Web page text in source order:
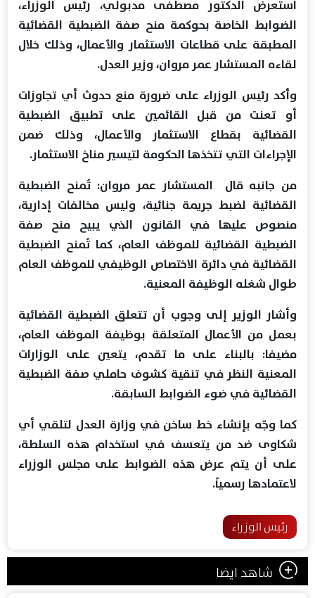
استعرض الدكتور مصطفى مدبولي، رئيس الوزراء،
الضوابط الخاصة بحوكمة منح صفة الضبطية القضائية
المطبقة على قطاعات الاستثمار والأعمال، وذلك خلال
لقاءه المستشار عمر مروان، وزير العدل.
وأكد رئيس الوزراء على ضرورة منع حدوث أي تجاوزات
أو تعنت من قبل القائمين على تطبيق الضبطية
القضائية بقطاع الاستثمار والأعمال، وذلك ضمن
الإجراءات التي تتخذها الحكومة لتيسير مناخ الاستثمار.
من جانبه قال المستشار عمر مروان: تُمنح الضبطية
القضائية لضبط جريمة جنائية، وليس مخالفات إدارية،
منصوص عليها في القانون الذي يبيح منح صفة
الضبطية القضائية للموظف العام، كما تُمنح الضبطية
القضائية في دائرة الاختصاص الوظيفي للموظف العام
طوال شغله الوظيفة المعنية.
وأشار الوزير إلى وجوب أن تتعلق الضبطية القضائية
بعمل من الأعمال المتعلقة بوظيفة الموظف العام،
مضيفا: بالبناء على ما تقدم، يتعين على الوزارات
المعنية النظر في تنقية كشوف حاملي صفة الضبطية
القضائية في ضوء الضوابط السابقة.
كما وجّه بإنشاء خط ساخن في وزارة العدل لتلقي أي
شكاوى ضد من يتعسف في استخدام هذه السلطة،
على أن يتم عرض هذه الضوابط على مجلس الوزراء
لاعتمادها رسمياً.
رئيس الوزراء
شاهد ايضا